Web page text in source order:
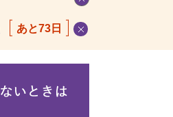
あと73日